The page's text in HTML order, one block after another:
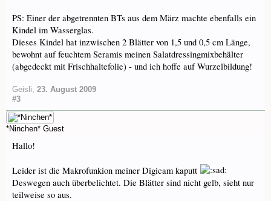
PS: Einer der abgetrennten BTs aus dem März machte ebenfalls ein
Kindel im Wasserglas.
Dieses Kindel hat inzwischen 2 Blätter von 1,5 und 0,5 cm Länge,
bewohnt auf feuchtem Seramis meinen Salatdressingmixbehälter
(abgedeckt mit Frischhaltefolie) - und ich hoffe auf Wurzelbildung!
Geisli, 23. August 2009
#3
*Ninchen* Guest
Hallo!
Leider ist die Makrofunkion meiner Digicam kaputt
Deswegen auch überbelichtet. Die Blätter sind nicht gelb, sieht nur
teilweise so aus.